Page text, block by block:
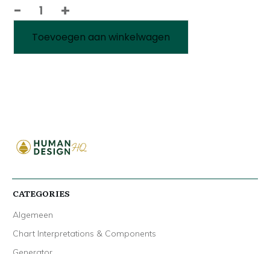
-
Human
Design
Webinar
+
Toevoegen aan winkelwagen
CATEGORIES
Algemeen
Chart Interpretations & Components